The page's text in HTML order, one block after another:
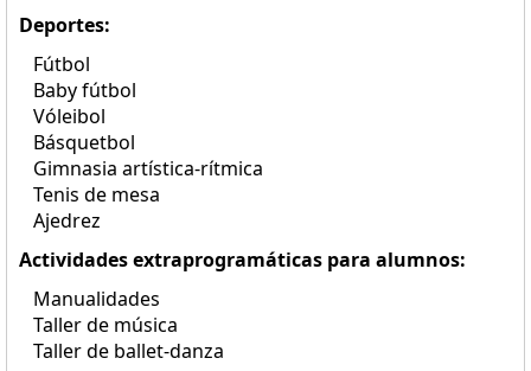
Deportes:
Fútbol
Baby fútbol
Vóleibol
Básquetbol
Gimnasia artística-rítmica
Tenis de mesa
Ajedrez
Actividades extraprogramáticas para alumnos:
Manualidades
Taller de música
Taller de ballet-danza